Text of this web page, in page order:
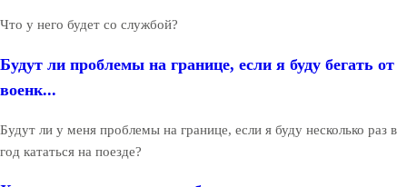
Что у него будет со службой?
Будут ли проблемы на границе, если я буду бегать от
военк...
Будут ли у меня проблемы на границе, если я буду несколько раз в
год кататься на поезде?